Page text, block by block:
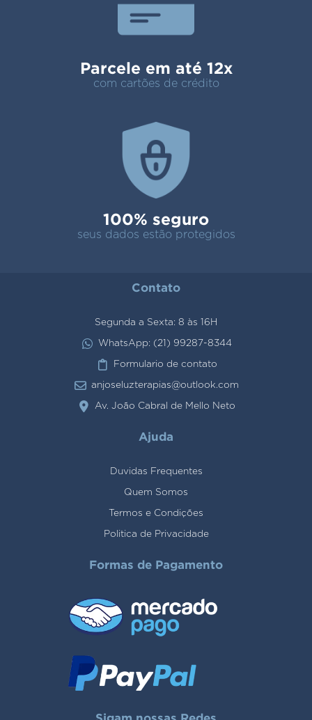
Parcele em até 12x
com cartões de crédito
100% seguro
seus dados estão protegidos
Contato
Segunda a Sexta: 8 às 16H
WhatsApp: (21) 99287-8344
Formulario de contato
anjoseluzterapias@outlook.com
Av. João Cabral de Mello Neto
Ajuda
Duvidas Frequentes
Quem Somos
Termos e Condições
Politica de Privacidade
Formas de Pagamento